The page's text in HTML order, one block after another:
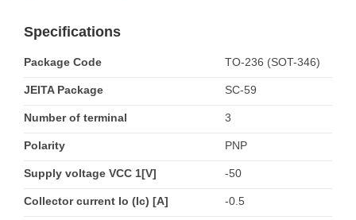
Specifications
Package Code TO-236 (SOT-346)
JEITA Package SC-59
Number of terminal 3
Polarity PNP
Supply voltage VCC 1[V] -50
Collector current Io (Ic) [A] -0.5